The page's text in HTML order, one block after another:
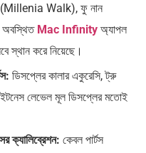
(Millenia Walk), ফু নান
Mac Infinity অ্যাপল
স্থান করে নিয়েছে।
ডিসপ্লের কালার একুরেসি, ট্রু
লেভেল মূল ডিসপ্লের মতোই
ক্যালিব্রেশন: কেবল পার্টস